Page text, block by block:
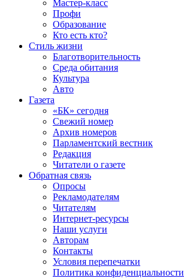
Мастер-класс
Профи
Образование
Кто есть кто?
Стиль жизни
Благотворительность
Среда обитания
Культура
Авто
Газета
«БК» сегодня
Свежий номер
Архив номеров
Парламентский вестник
Редакция
Читатели о газете
Обратная связь
Опросы
Рекламодателям
Читателям
Интернет-ресурсы
Наши услуги
Авторам
Контакты
Условия перепечатки
Политика конфиденциальности